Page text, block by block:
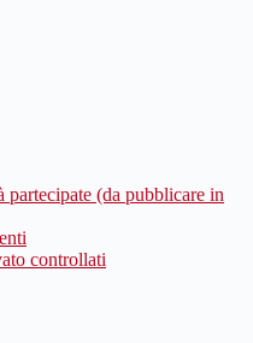
partecipate (da pubblicare in
controllati